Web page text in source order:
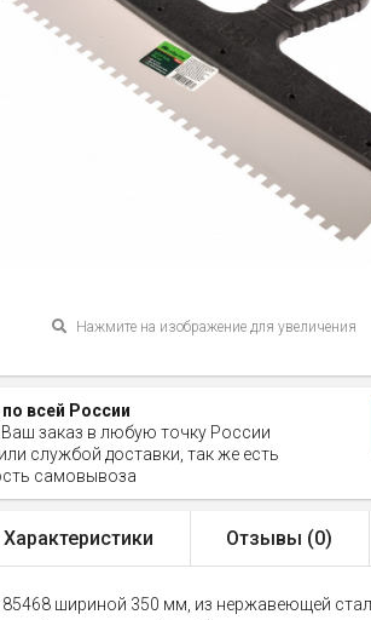
Нажмите на изображение для увеличения
всей России
заказ в любую точку России
службой доставки, так же есть
самовывоза
Характеристики Отзывы (0)
85468 шириной 350 мм, из нержавеющей